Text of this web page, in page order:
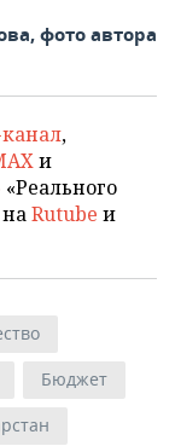
фото автора
,
и
«Реального
Rutube и
Бюджет